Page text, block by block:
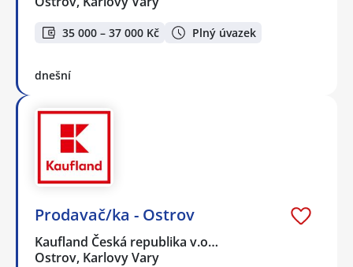
35 000 – 37 000 Kč Plný úvazek
dnešní
Prodavač/ka - Ostrov
Kaufland Česká republika v.o…
Ostrov, Karlovy Vary